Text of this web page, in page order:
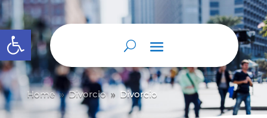
Abrir barra de herramientas
Home 9 Divorcio 9 Divorcio